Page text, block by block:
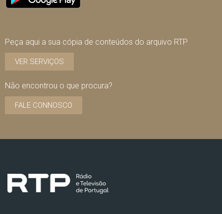
Peça aqui a sua cópia de conteúdos do arquivo RTP
VER SERVIÇOS
Não encontrou o que procura?
FALE CONNOSCO